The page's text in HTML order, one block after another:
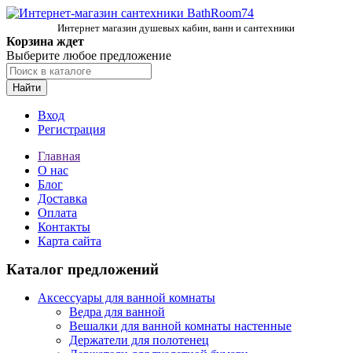
Интернет магазин душевых кабин, ванн и сантехники
Корзина ждет
Выберите любое предложение
Найти
Вход
Регистрация
Главная
О нас
Блог
Доставка
Оплата
Контакты
Карта сайта
Каталог предложений
Аксессуары для ванной комнаты
Ведра для ванной
Вешалки для ванной комнаты настенные
Держатели для полотенец